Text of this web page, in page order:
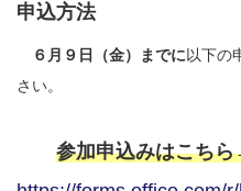
申込方法
６月９日（金）までに以下の
さい。
参加申込みはこち